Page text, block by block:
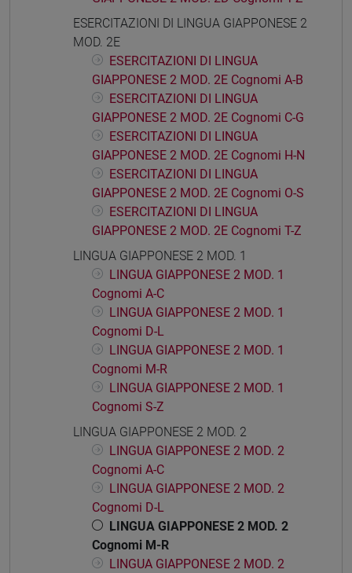
ESERCITAZIONI DI LINGUA GIAPPONESE 2
MOD. 2E
ESERCITAZIONI DI LINGUA
GIAPPONESE 2 MOD. 2E Cognomi A-B
ESERCITAZIONI DI LINGUA
GIAPPONESE 2 MOD. 2E Cognomi C-G
ESERCITAZIONI DI LINGUA
GIAPPONESE 2 MOD. 2E Cognomi H-N
ESERCITAZIONI DI LINGUA
GIAPPONESE 2 MOD. 2E Cognomi O-S
ESERCITAZIONI DI LINGUA
GIAPPONESE 2 MOD. 2E Cognomi T-Z
LINGUA GIAPPONESE 2 MOD. 1
LINGUA GIAPPONESE 2 MOD. 1
Cognomi A-C
LINGUA GIAPPONESE 2 MOD. 1
Cognomi D-L
LINGUA GIAPPONESE 2 MOD. 1
Cognomi M-R
LINGUA GIAPPONESE 2 MOD. 1
Cognomi S-Z
LINGUA GIAPPONESE 2 MOD. 2
LINGUA GIAPPONESE 2 MOD. 2
Cognomi A-C
LINGUA GIAPPONESE 2 MOD. 2
Cognomi D-L
LINGUA GIAPPONESE 2 MOD. 2
Cognomi M-R
LINGUA GIAPPONESE 2 MOD. 2